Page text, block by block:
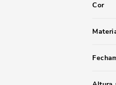
Cor